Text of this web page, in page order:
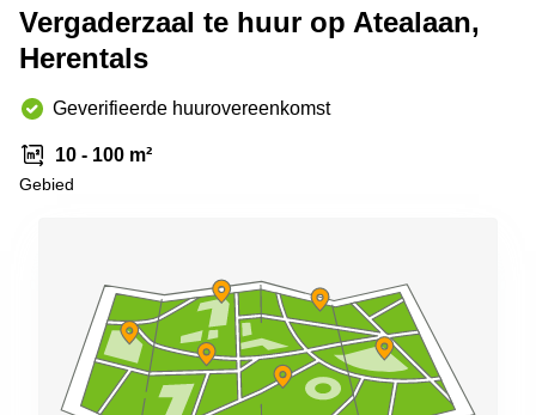
kantoor in
Antwerpen
huren in
Antwerpen
Locaux
commerciaux
in Sint-
Niklaas
Vergaderzaal te huur op Atealaan,
Herentals
Geverifieerde huurovereenkomst
10 - 100 m²
Gebied